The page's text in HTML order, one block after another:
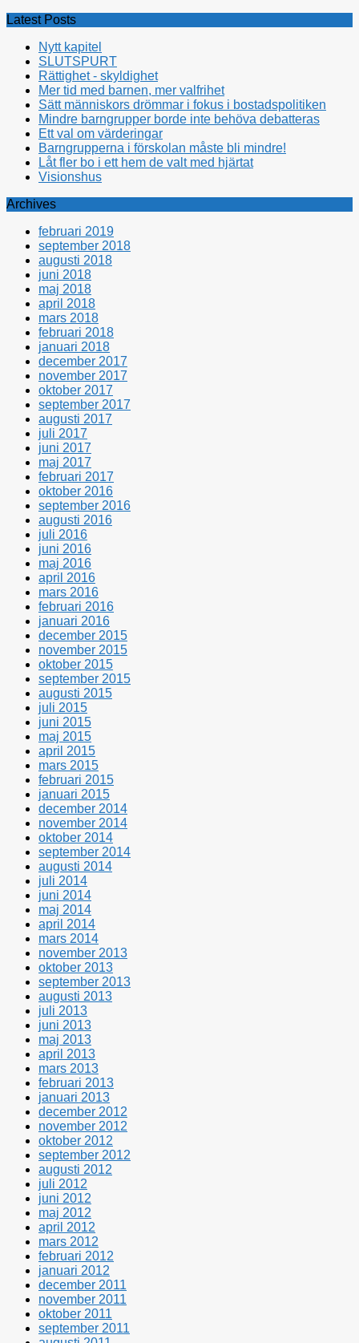
Latest Posts
Nytt kapitel
SLUTSPURT
Rättighet - skyldighet
Mer tid med barnen, mer valfrihet
Sätt människors drömmar i fokus i bostadspolitiken
Mindre barngrupper borde inte behöva debatteras
Ett val om värderingar
Barngrupperna i förskolan måste bli mindre!
Låt fler bo i ett hem de valt med hjärtat
Visionshus
Archives
februari 2019
september 2018
augusti 2018
juni 2018
maj 2018
april 2018
mars 2018
februari 2018
januari 2018
december 2017
november 2017
oktober 2017
september 2017
augusti 2017
juli 2017
juni 2017
maj 2017
februari 2017
oktober 2016
september 2016
augusti 2016
juli 2016
juni 2016
maj 2016
april 2016
mars 2016
februari 2016
januari 2016
december 2015
november 2015
oktober 2015
september 2015
augusti 2015
juli 2015
juni 2015
maj 2015
april 2015
mars 2015
februari 2015
januari 2015
december 2014
november 2014
oktober 2014
september 2014
augusti 2014
juli 2014
juni 2014
maj 2014
april 2014
mars 2014
november 2013
oktober 2013
september 2013
augusti 2013
juli 2013
juni 2013
maj 2013
april 2013
mars 2013
februari 2013
januari 2013
december 2012
november 2012
oktober 2012
september 2012
augusti 2012
juli 2012
juni 2012
maj 2012
april 2012
mars 2012
februari 2012
januari 2012
december 2011
november 2011
oktober 2011
september 2011